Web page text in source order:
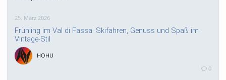
25. März 2026
Frühling im Val di Fassa: Skifahren, Genuss und Spaß im
Vintage-Stil
HOHU
0